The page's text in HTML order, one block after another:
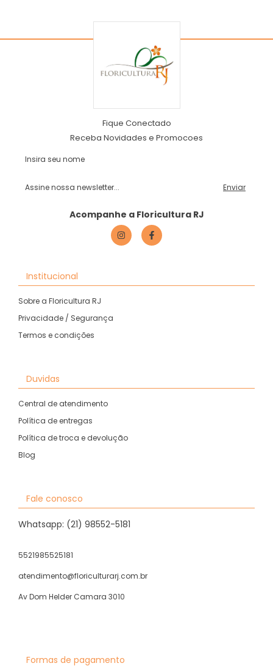
Fique Conectado
Receba Novidades e Promocoes
Acompanhe a Floricultura RJ
Institucional
Sobre a Floricultura RJ
Privacidade / Segurança
Termos e condições
Duvidas
Central de atendimento
Política de entregas
Política de troca e devolução
Blog
Fale conosco
Whatsapp: (21) 98552-5181
5521985525181
atendimento@floriculturarj.com.br
Av Dom Helder Camara 3010
Formas de pagamento